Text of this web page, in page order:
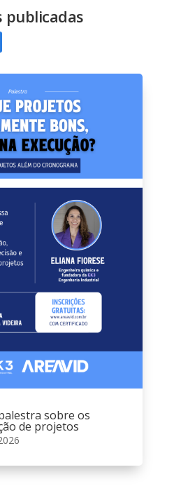
publicadas
sobre os
de projetos